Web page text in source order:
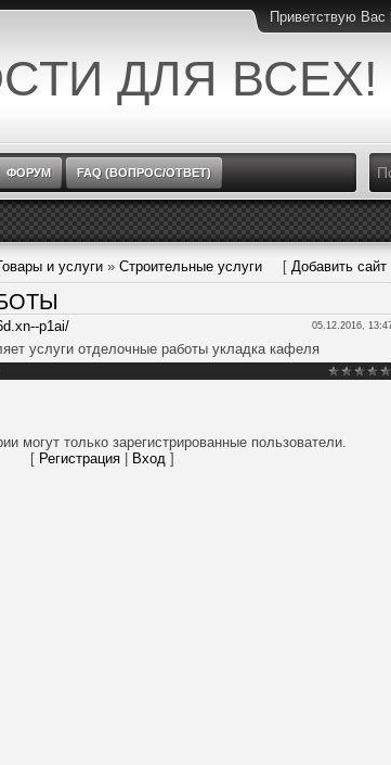
Приветствую Вас
ДЛЯ ВСЕХ!
ФОРУМ FAQ (ВОПРОС/ОТВЕТ)
и услуги » Строительные услуги [ Добавить сайт
p1ai/ 05.12.2016,
услуги отделочные работы укладка кафеля
могут только зарегистрированные пользователи.
[ Регистрация| Вход]